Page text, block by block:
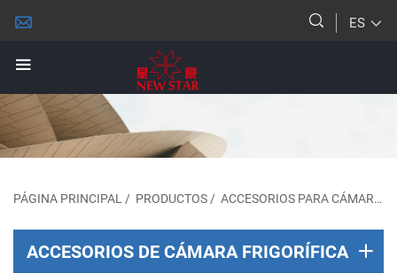
ES
PÁGINA PRINCIPAL/ PRODUCTOS/ ACCESORIOS PARA CÁMARAS FRIGORÍFICAS
ACCESORIOS DE CÁMARA FRIGORÍFICA